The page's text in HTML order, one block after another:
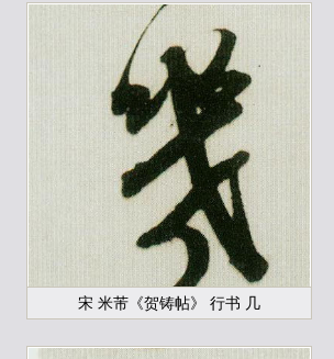
宋 米芾《贺铸帖》 行书 几